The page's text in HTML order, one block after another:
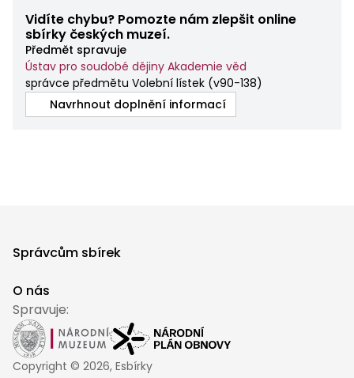
Vidíte chybu? Pomozte nám zlepšit online
sbírky českých muzeí.
Předmět spravuje
Ústav pro soudobé dějiny Akademie věd
správce předmětu Volební lístek (v90-138)
Navrhnout doplnění informací
Správcům sbírek
O nás
Spravuje:
Copyright © 2026, Esbírky